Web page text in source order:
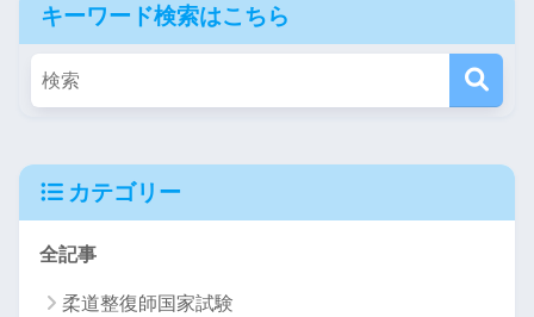
キーワード検索はこちら
カテゴリー
全記事
柔道整復師国家試験